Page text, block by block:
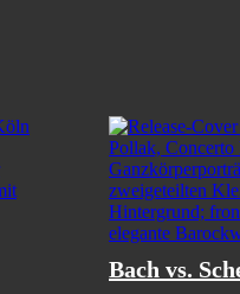
Bach vs.